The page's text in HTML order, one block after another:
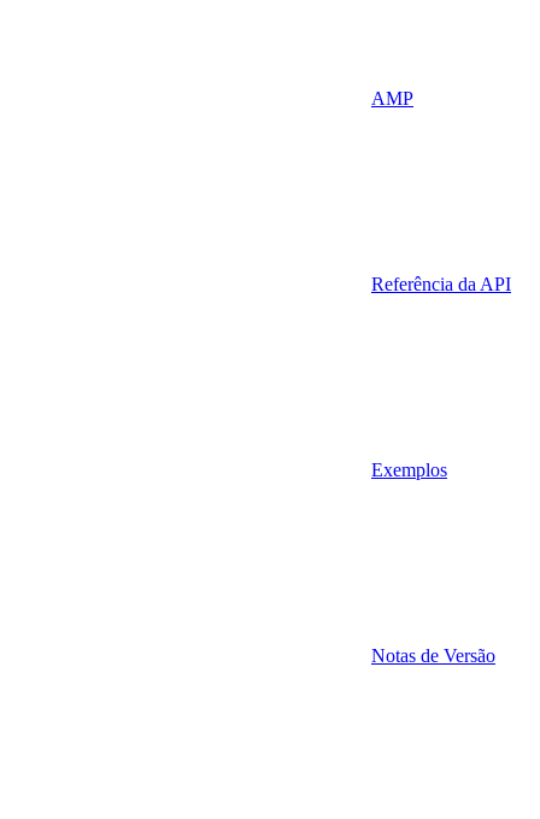
AMP
Referência da API
Exemplos
Notas de Versão